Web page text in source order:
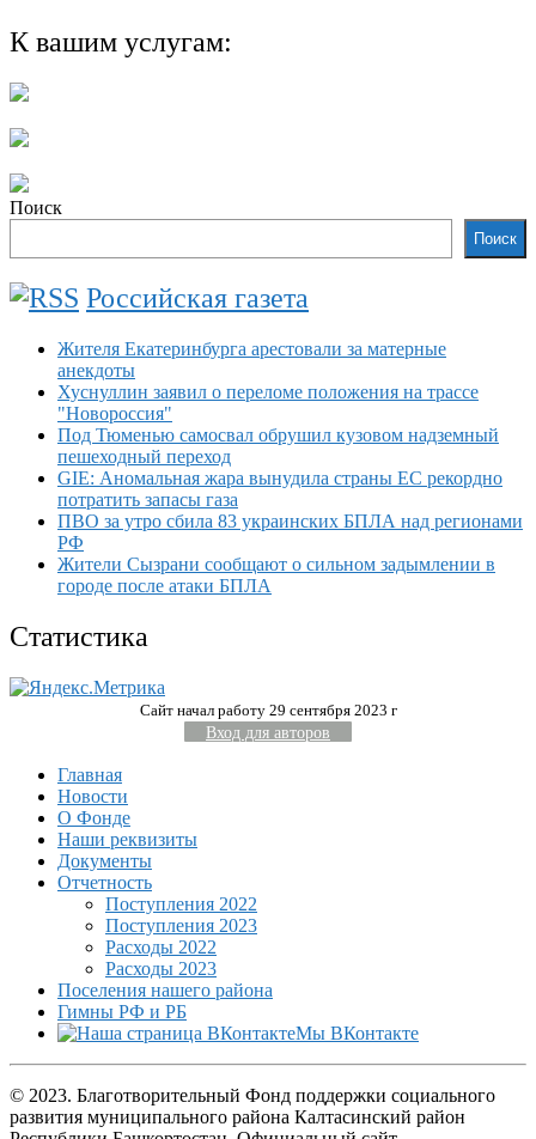
К вашим услугам:
Поиск
Поиск
Российская газета
Жителя Екатеринбурга арестовали за матерные
анекдоты
Хуснуллин заявил о переломе положения на трассе
"Новороссия"
Под Тюменью самосвал обрушил кузовом надземный
пешеходный переход
GIE: Аномальная жара вынудила страны ЕС рекордно
потратить запасы газа
ПВО за утро сбила 83 украинских БПЛА над регионами
РФ
Жители Сызрани сообщают о сильном задымлении в
городе после атаки БПЛА
Статистика
Сайт начал работу 29 сентября 2023 г
Вход для авторов
Главная
Новости
О Фонде
Наши реквизиты
Документы
Отчетность
Поступления 2022
Поступления 2023
Расходы 2022
Расходы 2023
Поселения нашего района
Гимны РФ и РБ
Мы ВКонтакте
© 2023. Благотворительный Фонд поддержки социального
развития муниципального района Калтасинский район